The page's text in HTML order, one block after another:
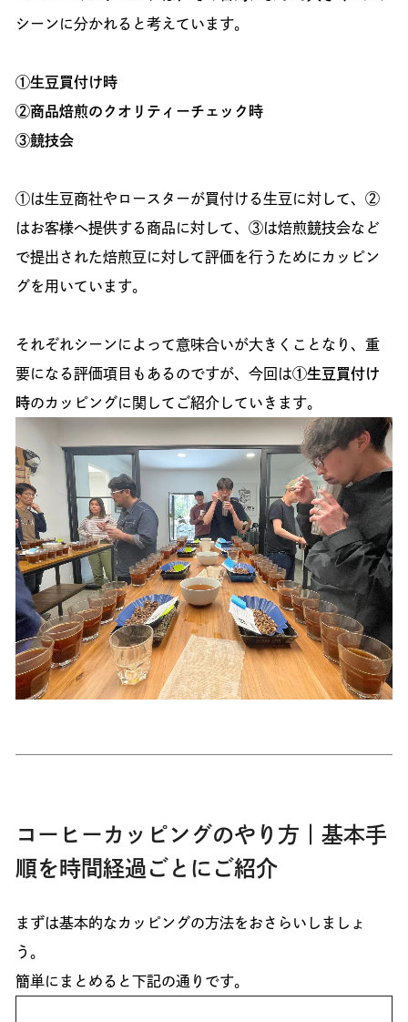
シーンに分かれると考えています。
①生豆買付け時
②商品焙煎のクオリティーチェック時
③競技会
①は生豆商社やロースターが買付ける生豆に対して、②
はお客様へ提供する商品に対して、③は焙煎競技会など
で提出された焙煎豆に対して評価を行うためにカッピン
グを用いています。
それぞれシーンによって意味合いが大きくことなり、重
要になる評価項目もあるのですが、今回は①生豆買付け
時のカッピングに関してご紹介していきます。
コーヒーカッピングのやり方｜基本手
順を時間経過ごとにご紹介
まずは基本的なカッピングの方法をおさらいしましょ
う。
簡単にまとめると下記の通りです。